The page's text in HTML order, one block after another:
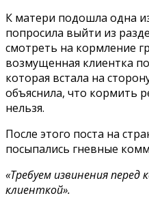
К матери подошла одна
попросила выйти из
смотреть на кормление
возмущенная клиентка
которая встала на
объяснила, что кормить
нельзя.
После этого поста на
посыпались гневные
«Требуем извинения перед
клиенткой».